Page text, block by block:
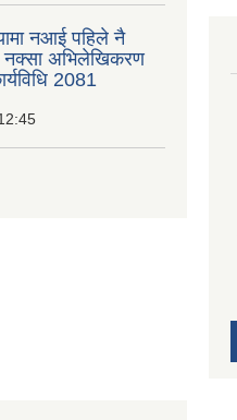
नआई पहिले नै
अभिलेखिकरण
2081